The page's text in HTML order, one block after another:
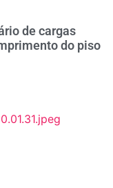
de cargas
do piso